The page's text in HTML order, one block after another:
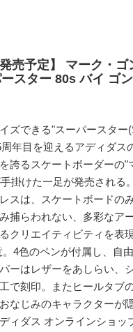
発売予定】 マーク・
スター 80s バイ ゴ
ズできる"スーパースター
年目を迎えるアディダス
誇るスケートボーダーの
掛けた一足が発売される。
スは、スケートボードの
捕らわれない、多彩なア
クリエイティビティを表
4色のペンが付属し、自
ーはレザーをあしらい、
で刻印。またヒールタブ
なじみのキャラクターが
ィダス オンラインショッ